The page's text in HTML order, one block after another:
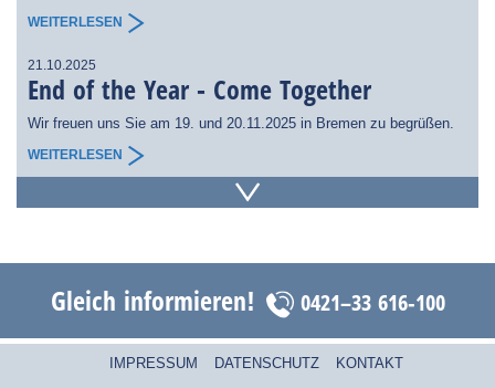
WEITERLESEN
21.10.2025
End of the Year - Come Together
Wir freuen uns Sie am 19. und 20.11.2025 in Bremen zu begrüßen.
WEITERLESEN
Europapremieren. darunter die Integrex j-200 NEO.
Gleich informieren! 0421–33 616-100
IMPRESSUM DATENSCHUTZ KONTAKT